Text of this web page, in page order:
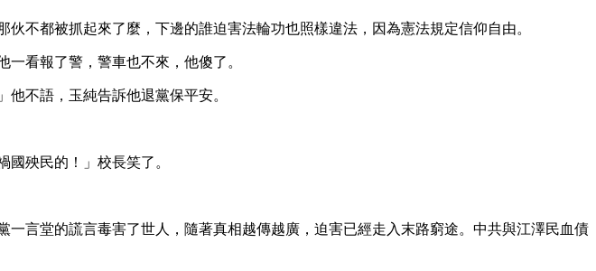
不都被抓起來了麼，下邊的誰迫害法輪功也照樣違法，因為憲法規定信仰自由。
看報了警，警車也不來，他傻了。
不語，玉純告訴他退黨保平安。
殃民的！」校長笑了。
言堂的謊言毒害了世人，隨著真相越傳越廣，迫害已經走入末路窮途。中共與江澤民血債